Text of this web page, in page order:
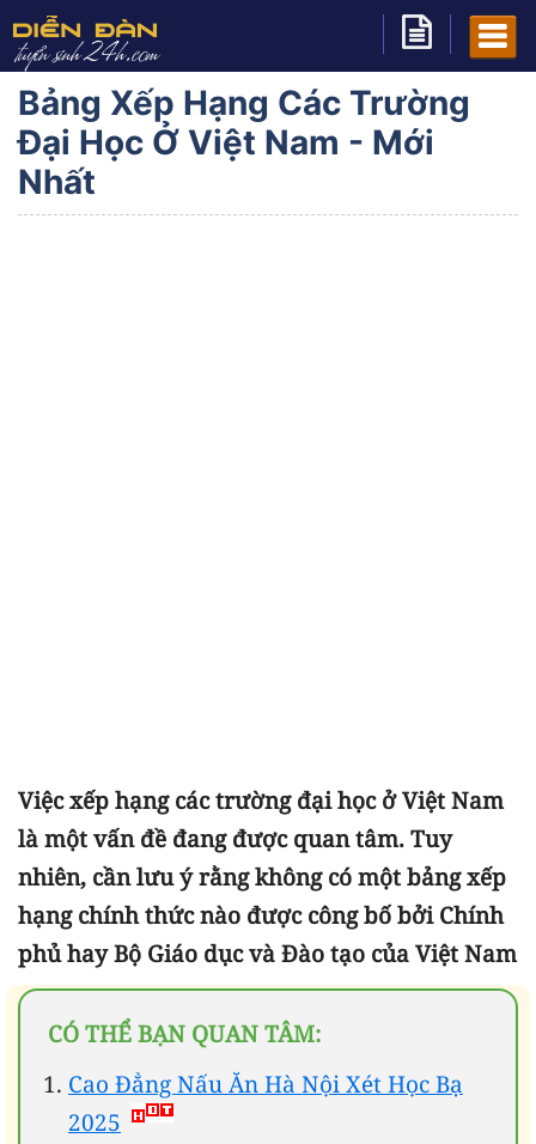
Bảng Xếp Hạng Các Trường
Đại Học Ở Việt Nam - Mới
Nhất
Việc xếp hạng các trường đại học ở Việt Nam
là một vấn đề đang được quan tâm. Tuy
nhiên, cần lưu ý rằng không có một bảng xếp
hạng chính thức nào được công bố bởi Chính
phủ hay Bộ Giáo dục và Đào tạo của Việt Nam
CÓ THỂ BẠN QUAN TÂM:
Cao Đẳng Nấu Ăn Hà Nội Xét Học Bạ
2025